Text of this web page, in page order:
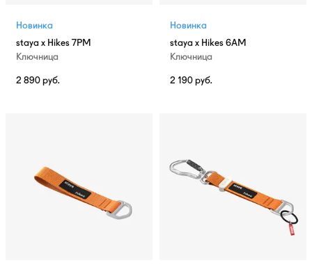
Новинка
staya x Hikes 7PM
Ключница
2 890 руб.
Новинка
staya x Hikes 6AM
Ключница
2 190 руб.